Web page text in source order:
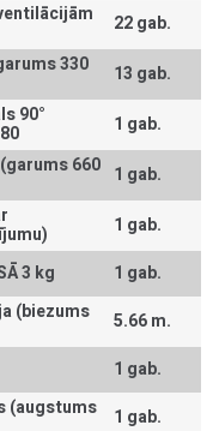
22 gab.
330
13 gab.
90°
1 gab.
660 1 gab.
1 gab.
3 kg
1 gab.
(biezums
5.66 m.
1 gab.
(augstums
1 gab.